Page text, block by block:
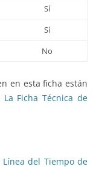
Sí
Sí
No
en esta ficha están
La Ficha Técnica de
Línea del Tiempo de